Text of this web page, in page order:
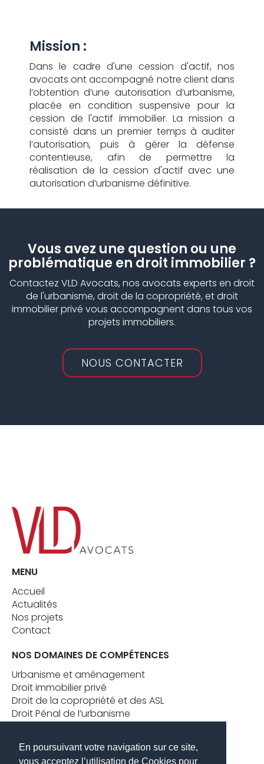
En poursuivant votre navigation sur ce site,
vous acceptez l’utilisation de Cookies pour
Mission :
Dans le cadre d'une cession d'actif, nos
avocats ont accompagné notre client dans
l’obtention d’une autorisation d’urbanisme,
placée en condition suspensive pour la
cession de l'actif immobilier. La mission a
consisté dans un premier temps à auditer
l’autorisation, puis à gérer la défense
contentieuse, afin de permettre la
réalisation de la cession d'actif avec une
autorisation d’urbanisme définitive.
Vous avez une question ou une
problématique en droit immobilier ?
Contactez VLD Avocats, nos avocats experts en droit
de l'urbanisme, droit de la copropriété, et droit
immobilier privé vous accompagnent dans tous vos
projets immobiliers.
NOUS CONTACTER
MENU
Accueil
Actualités
Nos projets
Contact
NOS DOMAINES DE COMPÉTENCES
Urbanisme et aménagement
Droit immobilier privé
Droit de la copropriété et des ASL
Droit Pénal de l’urbanisme